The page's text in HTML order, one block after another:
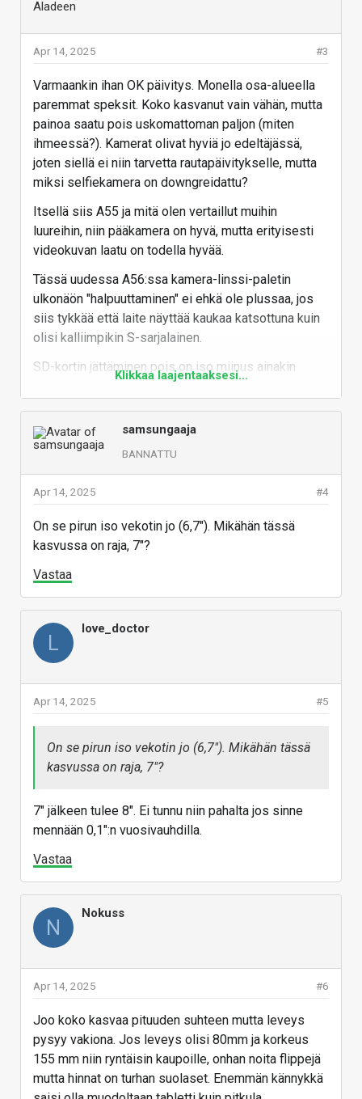
#3
Apr 14, 2025
Varmaankin ihan OK päivitys. Monella osa-alueella
paremmat speksit. Koko kasvanut vain vähän, mutta
painoa saatu pois uskomattoman paljon (miten
ihmeessä?). Kamerat olivat hyviä jo edeltäjässä,
joten siellä ei niin tarvetta rautapäivitykselle, mutta
miksi selfiekamera on downgreidattu?
Itsellä siis A55 ja mitä olen vertaillut muihin
luureihin, niin pääkamera on hyvä, mutta erityisesti
videokuvan laatu on todella hyvää.
Tässä uudessa A56:ssa kamera-linssi-paletin
ulkonäön "halpuuttaminen" ei ehkä ole plussaa, jos
siis tykkää että laite näyttää kaukaa katsottuna kuin
olisi kalliimpikin S-sarjalainen.
SD-kortin jättäminen pois on iso miinus ainakin
itselle, mutta ymmärrettävä päätös, koska kuinka
pilvitallennustilaa, jos vaihtoehtona on ostaa halvalla
iso muistikortti.
Vastaa
Klikkaa laajentaaksesi...
samsungaaja
BANNATTU
#4
Apr 14, 2025
On se pirun iso vekotin jo (6,7"). Mikähän tässä
kasvussa on raja, 7"?
Vastaa
L
love_doctor
#5
Apr 14, 2025
On se pirun iso vekotin jo (6,7"). Mikähän tässä
kasvussa on raja, 7"?
7" jälkeen tulee 8". Ei tunnu niin pahalta jos sinne
mennään 0,1":n vuosivauhdilla.
Vastaa
N
Nokuss
#6
Apr 14, 2025
Joo koko kasvaa pituuden suhteen mutta leveys
pysyy vakiona. Jos leveys olisi 80mm ja korkeus
155 mm niin ryntäisin kaupoille, onhan noita flippejä
mutta hinnat on turhan suolaset. Enemmän kännykkä